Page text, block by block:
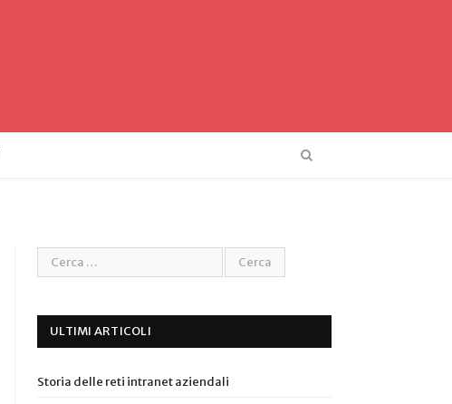
ULTIMI ARTICOLI
Storia delle reti intranet aziendali